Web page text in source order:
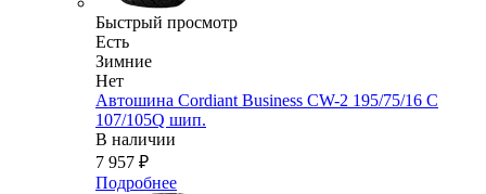
Быстрый просмотр
Есть
Зимние
Нет
Автошина Cordiant Business CW-2 195/75/16 C
107/105Q шип.
В наличии
7 957 ₽
Подробнее